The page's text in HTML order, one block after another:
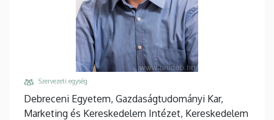
Szervezeti egység
Debreceni Egyetem, Gazdaságtudományi Kar,
Marketing és Kereskedelem Intézet, Kereskedelem